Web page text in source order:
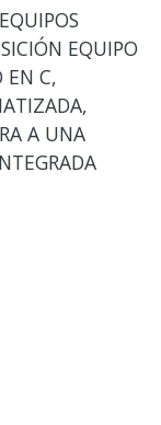
EQUIPO
EN C,
A UNA